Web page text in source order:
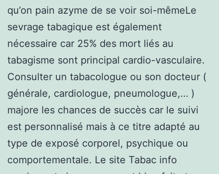
qu’on pain azyme de se voir soi-mêmeLe
sevrage tabagique est également
nécessaire car 25% des mort liés au
tabagisme sont principal cardio-vasculaire.
Consulter un tabacologue ou son docteur (
générale, cardiologue, pneumologue,… )
majore les chances de succès car le suivi
est personnalisé mais à ce titre adapté au
type de exposé corporel, psychique ou
comportementale. Le site Tabac info